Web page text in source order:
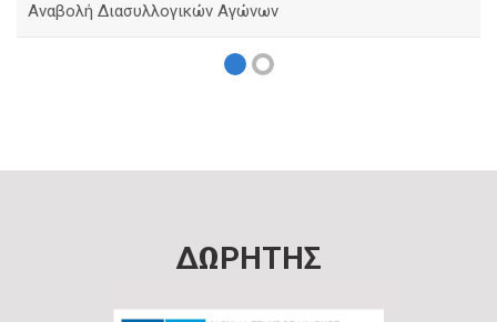
Αναβολή Διασυλλογικών Αγώνων
ΔΩΡΗΤΗΣ